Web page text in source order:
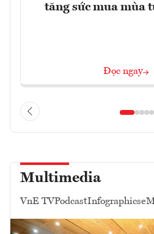
tăng sức mua mùa
Đọc ngay
Multimedia
VnE TVPodcastInfographics